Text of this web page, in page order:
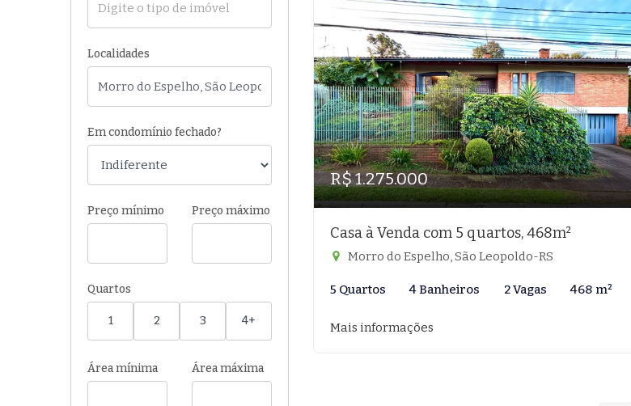
Localidades
Em condomínio fechado?
Preço mínimo Preço máximo
Quartos
1 2 3 4+
Área mínima Área máxima
R$ 1.275.000
Casa à Venda com 5 quartos, 468m²
Morro do Espelho, São Leopoldo-RS
5 Quartos 4 Banheiros 2 Vagas 468 m²
Mais informações